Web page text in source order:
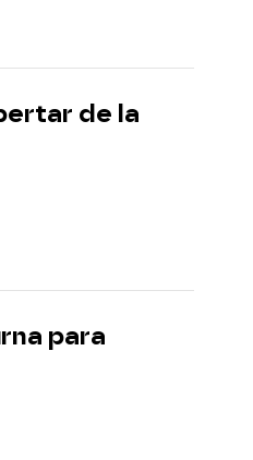
de la
para